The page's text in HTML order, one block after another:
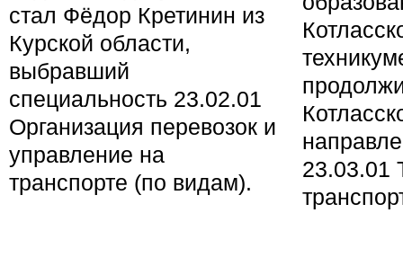
стал Фёдор Кретинин из
Курской области,
выбравший
специальность 23.02.01
Организация перевозок и
управление на
транспорте (по видам).
23.03.01